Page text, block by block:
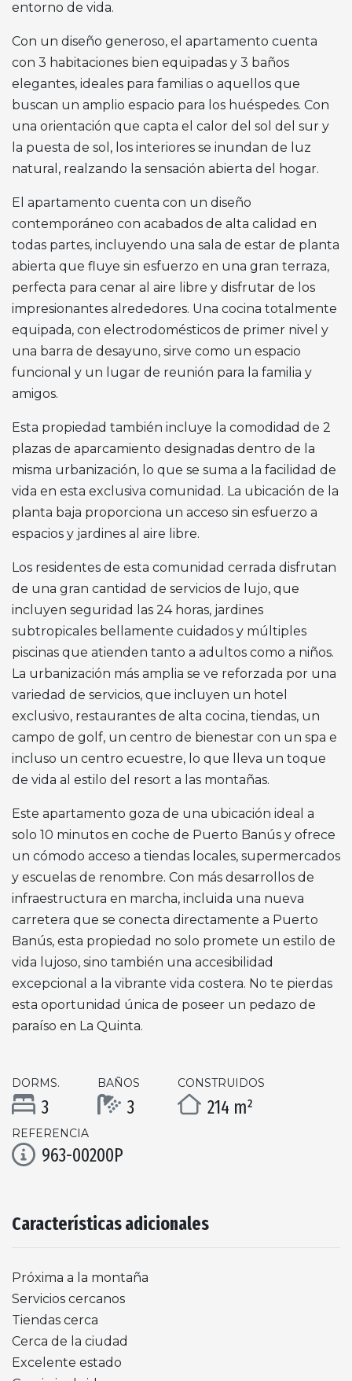
entorno de vida.
Con un diseño generoso, el apartamento cuenta
con 3 habitaciones bien equipadas y 3 baños
elegantes, ideales para familias o aquellos que
buscan un amplio espacio para los huéspedes. Con
una orientación que capta el calor del sol del sur y
la puesta de sol, los interiores se inundan de luz
natural, realzando la sensación abierta del hogar.
El apartamento cuenta con un diseño
contemporáneo con acabados de alta calidad en
todas partes, incluyendo una sala de estar de planta
abierta que fluye sin esfuerzo en una gran terraza,
perfecta para cenar al aire libre y disfrutar de los
impresionantes alrededores. Una cocina totalmente
equipada, con electrodomésticos de primer nivel y
una barra de desayuno, sirve como un espacio
funcional y un lugar de reunión para la familia y
amigos.
Esta propiedad también incluye la comodidad de 2
plazas de aparcamiento designadas dentro de la
misma urbanización, lo que se suma a la facilidad de
vida en esta exclusiva comunidad. La ubicación de la
planta baja proporciona un acceso sin esfuerzo a
espacios y jardines al aire libre.
Los residentes de esta comunidad cerrada disfrutan
de una gran cantidad de servicios de lujo, que
incluyen seguridad las 24 horas, jardines
subtropicales bellamente cuidados y múltiples
piscinas que atienden tanto a adultos como a niños.
La urbanización más amplia se ve reforzada por una
variedad de servicios, que incluyen un hotel
exclusivo, restaurantes de alta cocina, tiendas, un
campo de golf, un centro de bienestar con un spa e
incluso un centro ecuestre, lo que lleva un toque
de vida al estilo del resort a las montañas.
Este apartamento goza de una ubicación ideal a
solo 10 minutos en coche de Puerto Banús y ofrece
un cómodo acceso a tiendas locales, supermercados
y escuelas de renombre. Con más desarrollos de
infraestructura en marcha, incluida una nueva
carretera que se conecta directamente a Puerto
Banús, esta propiedad no solo promete un estilo de
vida lujoso, sino también una accesibilidad
excepcional a la vibrante vida costera. No te pierdas
esta oportunidad única de poseer un pedazo de
paraíso en La Quinta.
DORMS.
3
BAÑOS
3
CONSTRUIDOS
214 m²
REFERENCIA
963-00200P
Características adicionales
Próxima a la montaña
Servicios cercanos
Tiendas cerca
Cerca de la ciudad
Excelente estado